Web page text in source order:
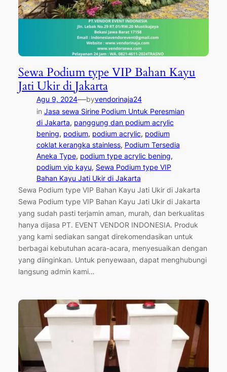
Sewa Podium type VIP Bahan Kayu
Jati Ukir di Jakarta
Agu 9, 2024—byvendorinaja24
in Jasa sewa Sirine Podium Untuk Peresmian
di Jakarta, panggung dan podium acrylic
bening, podium, podium acrylic, podium
coklat kerangka stainless, Podium Tersedia
Aneka Type, podium type acrylic bening
podium vip kayu, Sewa Podium type VIP
Bahan Kayu Jati Ukir di Jakarta
Sewa Podium type VIP Bahan Kayu Jati Ukir di Jakarta
Sewa Podium type VIP Bahan Kayu Jati Ukir di Jakarta
yang sudah pasti terjamin aman, murah, dan berkualitas
hanya dijasa PT. EVENT VENDOR INDONESIA. Produk
yang kami sediakan sangat direkomendasikan untuk
berbagai kebutuhan acara-acara, menyesuaikan dengan
yang diinginkan. Untuk penyewaan, dapat menghubungi
langsung admin kami…